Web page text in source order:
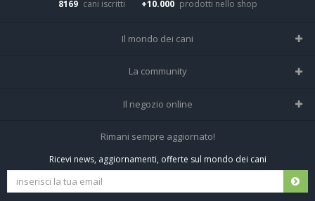
8169 cani iscritti +10.000 prodotti nello shop
Il mondo dei cani
Tutte le razze
La community
Home
Tutti i cani iscritti
Il negozio online
Negozio per cani
Spedizioni e resi
Rimani sempre aggiornato!
Ricevi news, aggiornamenti, offerte sul mondo dei cani